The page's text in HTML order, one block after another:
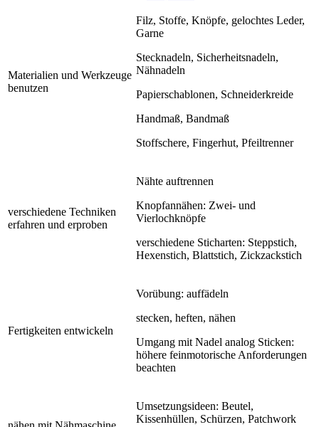
Materialien und Werkzeuge
benutzen
Filz, Stoffe, Knöpfe, gelochtes Leder,
Garne
Stecknadeln, Sicherheitsnadeln,
Nähnadeln
Papierschablonen, Schneiderkreide
Handmaß, Bandmaß
Stoffschere, Fingerhut, Pfeiltrenner
verschiedene Techniken
erfahren und erproben
Nähte auftrennen
Knopfannähen: Zwei- und
Vierlochknöpfe
verschiedene Sticharten: Steppstich,
Hexenstich, Blattstich, Zickzackstich
Fertigkeiten entwickeln
Vorübung: auffädeln
stecken, heften, nähen
Umgang mit Nadel analog Sticken:
höhere feinmotorische Anforderungen
beachten
Umsetzungsideen: Beutel,
Kissenhüllen, Schürzen, Patchwork